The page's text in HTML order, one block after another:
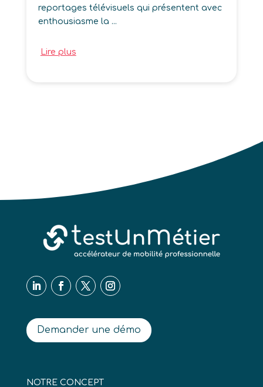
reportages télévisuels qui présentent avec
enthousiasme la ...
Lire plus
Demander une démo
NOTRE CONCEPT